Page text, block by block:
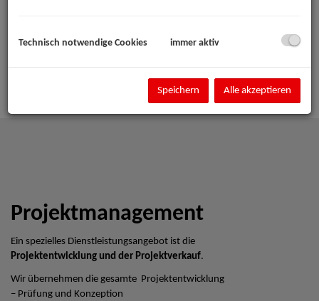
Projektmanagement
Ein spezielles Dienstleistungsangebot ist die
Projektentwicklung und der Projektverkauf.
Wir übernehmen die gesamte Projektentwicklung
– Prüfung und Konzeption
Technisch notwendige Cookies immer aktiv
Speichern Alle akzeptieren